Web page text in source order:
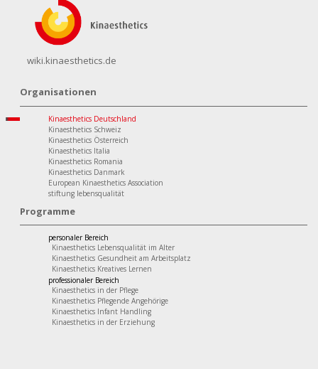
wiki.kinaesthetics.de
Organisationen
Kinaesthetics Deutschland
Kinaesthetics Schweiz
Kinaesthetics Österreich
Kinaesthetics Italia
Kinaesthetics Romania
Kinaesthetics Danmark
European Kinaesthetics Association
stiftung lebensqualität
Programme
personaler Bereich
Kinaesthetics Lebensqualität im Alter
Kinaesthetics Gesundheit am Arbeitsplatz
Kinaesthetics Kreatives Lernen
professionaler Bereich
Kinaesthetics in der Pflege
Kinaesthetics Pflegende Angehörige
Kinaesthetics Infant Handling
Kinaesthetics in der Erziehung